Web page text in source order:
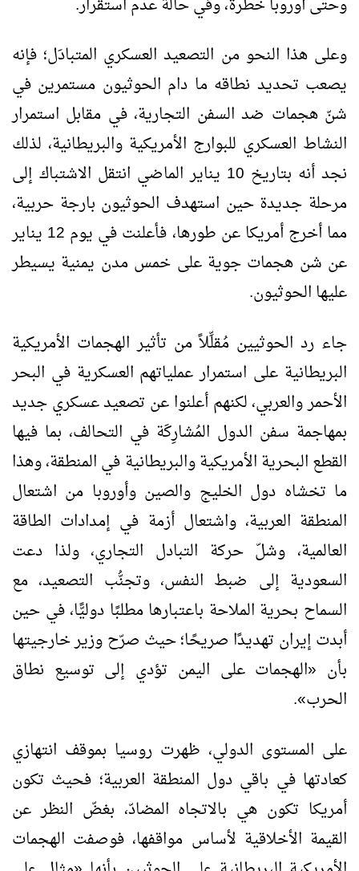
وعلى هذا النحو من التصعيد العسكري المتبادَل؛ فإنه
يصعب تحديد نطاقه ما دام الحوثيون مستمرين في
شنّ هجمات ضد السفن التجارية، في مقابل استمرار
النشاط العسكري للبوارج الأمريكية والبريطانية، لذلك
نجد أنه بتاريخ 10 يناير الماضي انتقل الاشتباك إلى
مرحلة جديدة حين استهدف الحوثيون بارجة حربية،
مما أخرج أمريكا عن طورها، فأعلنت في يوم 12 يناير
عن شن هجمات جوية على خمس مدن يمنية يسيطر
عليها الحوثيون.
جاء رد الحوثيين مُقلِّلاً من تأثير الهجمات الأمريكية
البريطانية على استمرار عملياتهم العسكرية في البحر
الأحمر والعربي، لكنهم أعلنوا عن تصعيد عسكري جديد
بمهاجمة سفن الدول المُشارِكَة في التحالف، بما فيها
القطع البحرية الأمريكية والبريطانية في المنطقة، وهذا
ما تخشاه دول الخليج والصين وأوروبا من اشتعال
المنطقة العربية، واشتعال أزمة في إمدادات الطاقة
العالمية، وشلّ حركة التبادل التجاري، ولذا دعت
السعودية إلى ضبط النفس، وتجنُّب التصعيد، مع
السماح بحرية الملاحة باعتبارها مطلبًا دوليًّا، في حين
أبدت إيران تهديدًا صريحًا؛ حيث صرّح وزير خارجيتها
بأن «الهجمات على اليمن تؤدي إلى توسيع نطاق
الحرب»
.
على المستوى الدولي، ظهرت روسيا بموقف انتهازي
كعادتها في باقي دول المنطقة العربية؛ فحيث تكون
أمريكا تكون هي بالاتجاه المضادّ، بغضّ النظر عن
القيمة الأخلاقية لأساس مواقفها، فوصفت الهجمات